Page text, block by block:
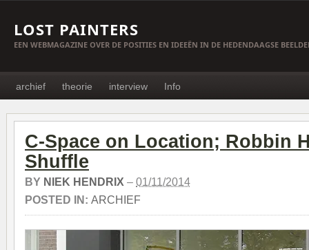
LOST PAINTERS
EEN WEBMAGAZINE OVER DE POSITIES EN IDEEËN IN DE HEDENDAAGSE
archief theorie interview Info
C-Space on Location; Robbin
Shuffle
BY NIEK HENDRIX – 01/11/2014
POSTED IN: ARCHIEF